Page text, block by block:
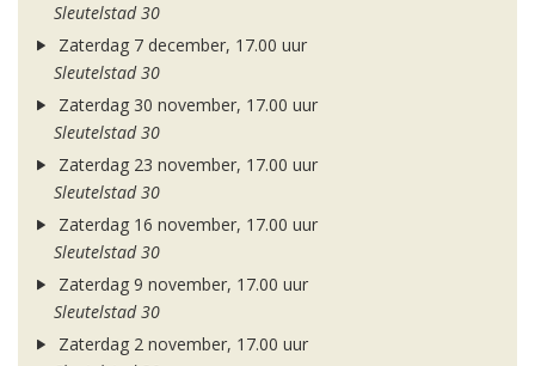
Sleutelstad 30
Zaterdag 7 december, 17.00 uur
Sleutelstad 30
Zaterdag 30 november, 17.00 uur
Sleutelstad 30
Zaterdag 23 november, 17.00 uur
Sleutelstad 30
Zaterdag 16 november, 17.00 uur
Sleutelstad 30
Zaterdag 9 november, 17.00 uur
Sleutelstad 30
Zaterdag 2 november, 17.00 uur